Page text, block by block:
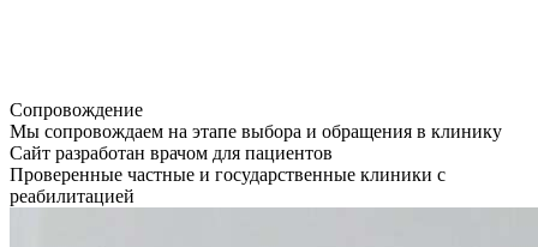
Сопровождение
Мы сопровождаем на этапе выбора и обращения в клинику
Сайт разработан врачом для пациентов
Проверенные частные и государственные клиники с
реабилитацией